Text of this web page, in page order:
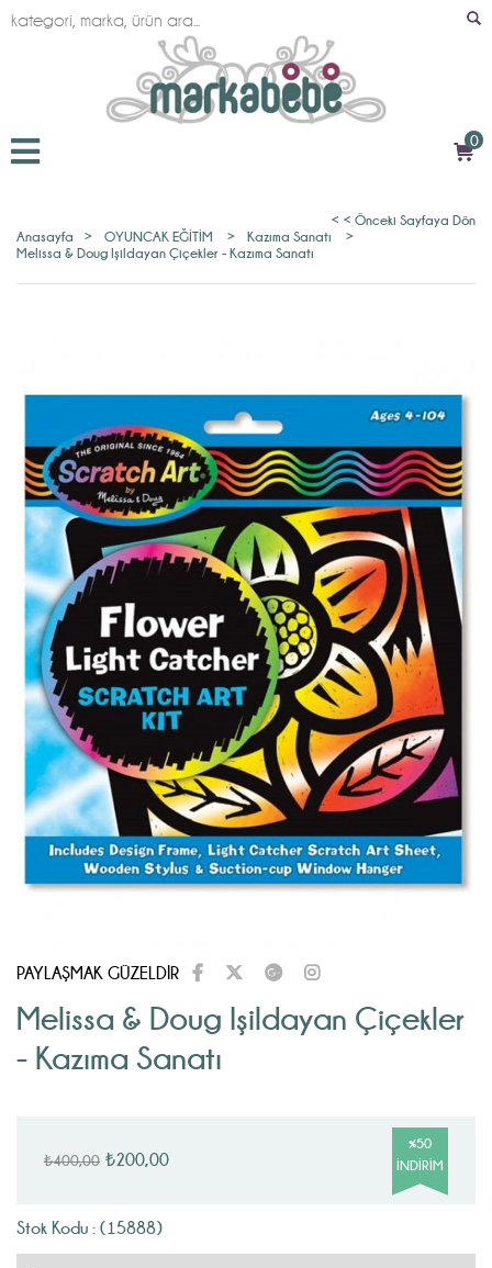
0
< < Önceki Sayfaya Dön
Anasayfa
> OYUNCAK EĞİTİM > Kazıma Sanatı
>
Melissa & Doug Işildayan Çiçekler - Kazıma Sanatı
PAYLAŞMAK GÜZELDİR
Melissa & Doug Işildayan Çiçekler
- Kazıma Sanatı
₺400,00 ₺200,00
%50
İNDIRIM
Stok Kodu : (15888)